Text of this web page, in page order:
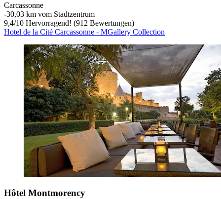
Carcassonne
‐30,03 km vom Stadtzentrum
9,4/10 Hervorragend! (912 Bewertungen)
Hotel de la Cité Carcassonne - MGallery Collection
Hôtel Montmorency